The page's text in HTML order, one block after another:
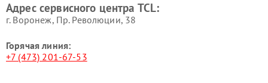
Адрес сервисного центра TCL:
г. Воронеж, Пр. Революции, 38
Горячая линия:
+7 (473) 201-67-53